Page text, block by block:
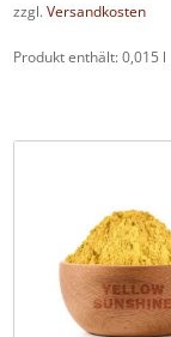
zzgl.Versandkosten
Produkt enthält: 0,015 l